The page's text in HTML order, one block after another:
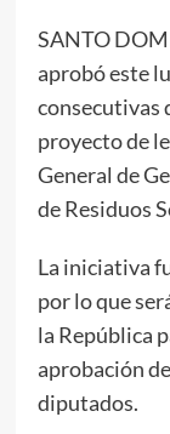
SANTO
aprobó este
consecutivas
proyecto de
General de
de Residuos
La iniciativa
por lo que
la República
aprobación
diputados.